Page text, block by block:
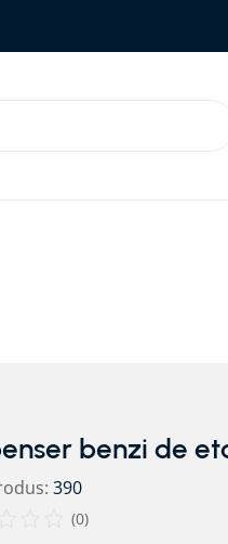
benzi de
: 390
(0)